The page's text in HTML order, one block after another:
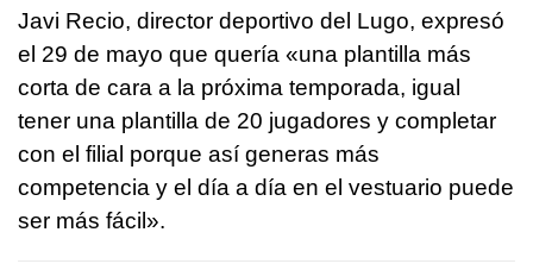
Javi Recio, director deportivo del Lugo, expresó
el 29 de mayo que quería «una plantilla más
corta de cara a la próxima temporada, igual
tener una plantilla de 20 jugadores y completar
con el filial porque así generas más
competencia y el día a día en el vestuario puede
ser más fácil».